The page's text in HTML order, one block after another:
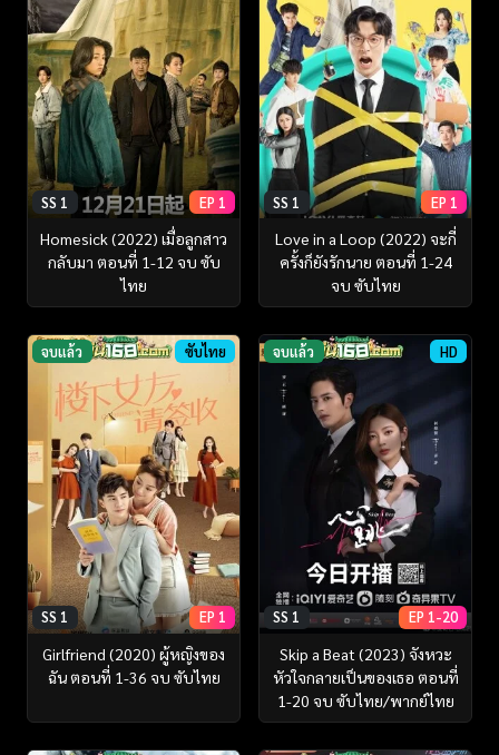
SS 1 EP 1
Homesick (2022) เมื่อลูกสาว
กลับมา ตอนที่ 1-12 จบ ซับ
ไทย
SS 1 EP 1
Love in a Loop (2022) จะกี่
ครั้งก็ยังรักนาย ตอนที่ 1-24
จบ ซับไทย
จบแล้ว ซับไทย
SS 1 EP 1
Girlfriend (2020) ผู้หญิงของ
ฉัน ตอนที่ 1-36 จบ ซับไทย
จบแล้ว HD
SS 1 EP 1-20
Skip a Beat (2023) จังหวะ
หัวใจกลายเป็นของเธอ ตอนที่
1-20 จบ ซับไทย/พากย์ไทย